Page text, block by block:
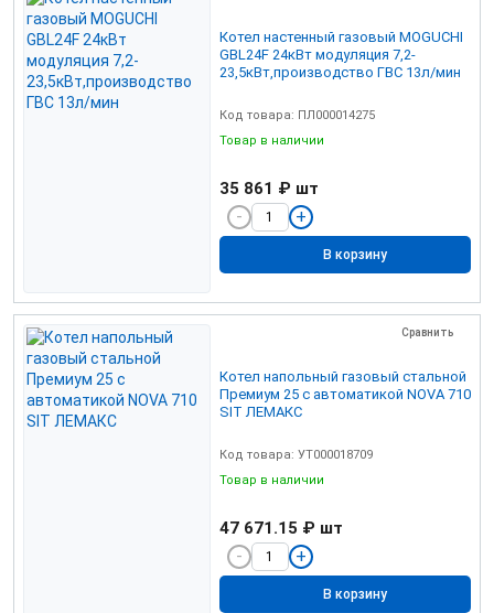
Котел настенный газовый MOGUCHI
GBL24F 24кВт модуляция 7,2-
23,5кВт,производство ГВС 13л/мин
Код товара: ПЛ000014275
Товар в наличии
35 861 ₽ шт
В корзину
Сравнить
Котел напольный газовый стальной
Премиум 25 с автоматикой NOVA 710
SIT ЛЕМАКС
Код товара: УТ000018709
Товар в наличии
47 671.15 ₽ шт
В корзину